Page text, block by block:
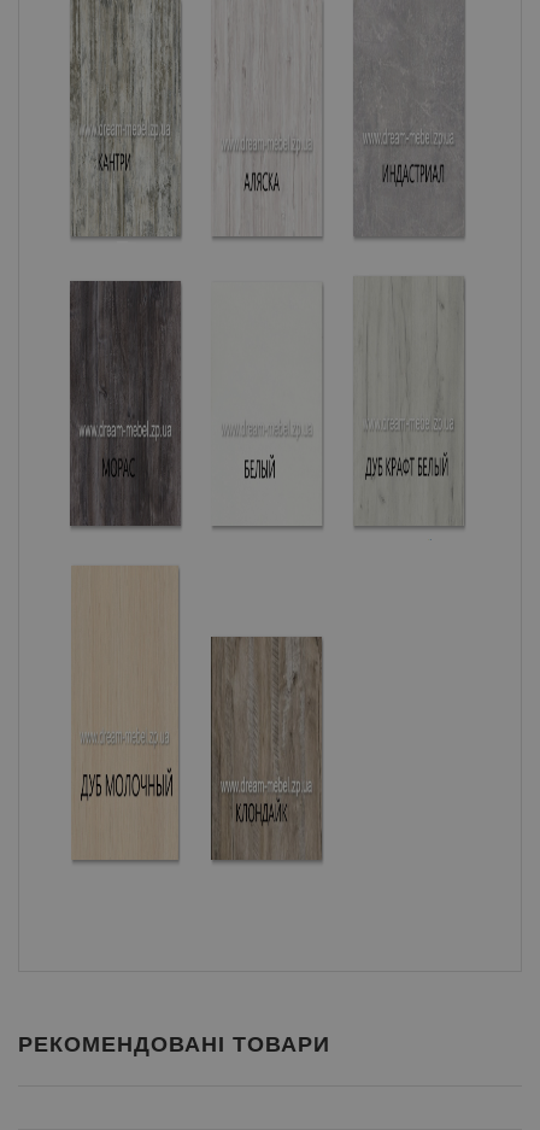
РЕКОМЕНДОВАНІ ТОВАРИ